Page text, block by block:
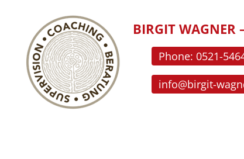
BIRGIT WAGNER
Phone: 0521-
info@birgit-